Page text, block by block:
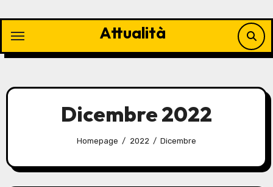
contenuto
Attualità
Dicembre 2022
Homepage 2022 Dicembre